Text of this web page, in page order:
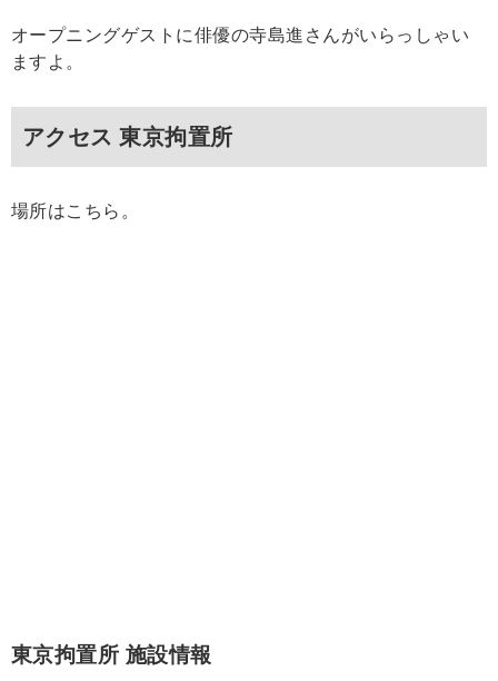
オープニングゲストに俳優の寺島進さんがいらっしゃい
ますよ。
アクセス 東京拘置所
場所はこちら。
東京拘置所 施設情報